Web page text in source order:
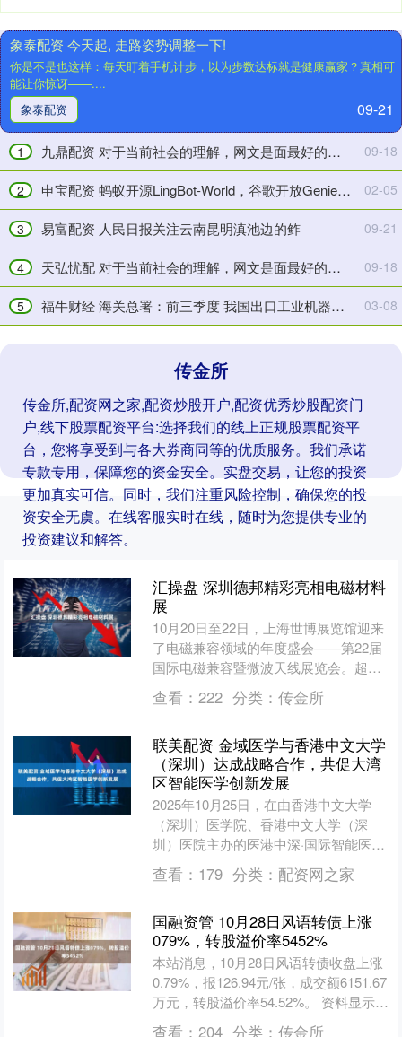
心
撞
倒
佛
像，
下
一
秒
露
出
一
块
白
色
骨
头
·
看
振
兴
丨
草
原
添
绿
意
&#32;
牧
民
保
丰
收
象泰配资 今天起, 走路姿势调整一下!
你是不是也这样：每天盯着手机计步，以为步数达标就是健康赢家？真相可
能让你惊讶——....
象泰配资
09-21
1 九鼎配资 对于当前社会的理解，网文是面最好的镜子 09-18
2 申宝配资 蚂蚁开源LingBot-World，谷歌开放Genie 3体验：世界模型“开放窗口”被打开 02-05
3 易富配资 人民日报关注云南昆明滇池边的鲊 09-21
4 天弘忧配 对于当前社会的理解，网文是面最好的镜子 09-18
5 福牛财经 海关总署：前三季度 我国出口工业机器人增长549% 03-08
传金所
传金所,配资网之家,配资炒股开户,配资优秀炒股配资门
户,线下股票配资平台:选择我们的线上正规股票配资平
台，您将享受到与各大券商同等的优质服务。我们承诺
专款专用，保障您的资金安全。实盘交易，让您的投资
更加真实可信。同时，我们注重风险控制，确保您的投
资安全无虞。在线客服实时在线，随时为您提供专业的
投资建议和解答。
汇操盘 深圳德邦精彩亮相电磁材料
展
10月20日至22日，上海世博展览馆迎来
了电磁兼容领域的年度盛会——第22届
国际电磁兼容暨微波天线展览会。超
600家来自中、美、德、日等十余国的
创新前沿与领先科....
查看： 222 分类： 传金所
联美配资 金域医学与香港中文大学
（深圳）达成战略合作，共促大湾
区智能医学创新发展
2025年10月25日，在由香港中文大学
（深圳）医学院、香港中文大学（深
圳）医院主办的医港中深·国际智能医学
创新大会上，金域医学（603882）与香
港中文大学（....
查看： 179 分类： 配资网之家
国融资管 10月28日风语转债上涨
079%，转股溢价率5452%
本站消息，10月28日风语转债收盘上涨
0.79%，报126.94元/张，成交额6151.67
万元，转股溢价率54.52%。 资料显示，
风语转债信用级别为“AA-....
查看： 204 分类： 传金所